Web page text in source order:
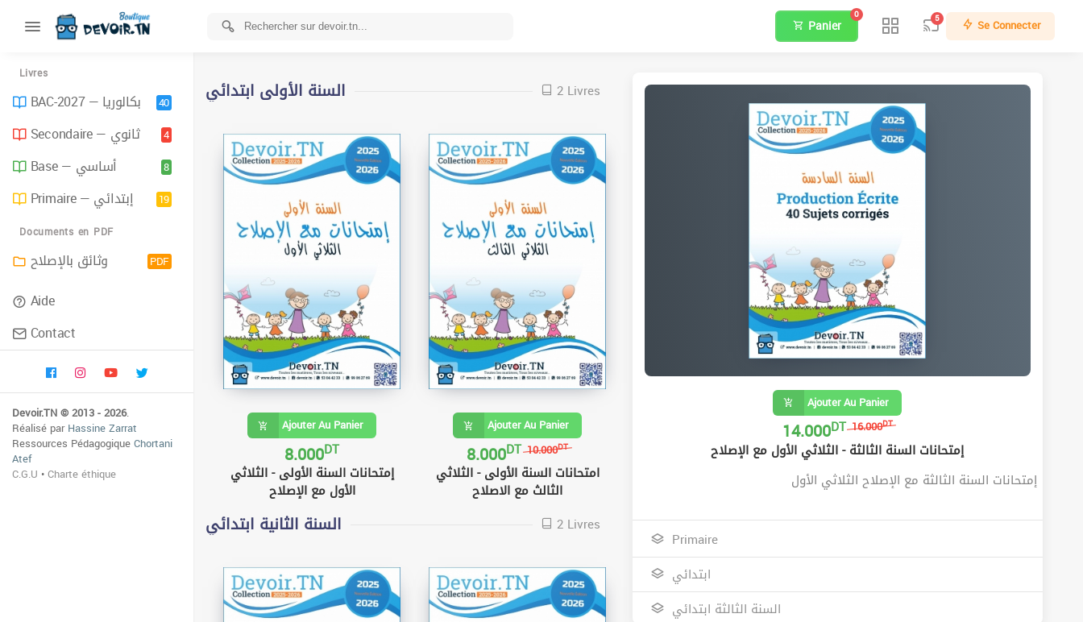
Livres
BAC-2027 — بكالوريا 40
Secondaire — ثانوي 4
Base — أساسي 8
Primaire — إبتدائي 19
Documents en PDF
وثائق بالإصلاح PDF
Aide
Contact
Devoir.TN © 2013 - 2026.
Réalisé parHassine Zarrat
Ressources PédagogiqueChortani
Atef
C.G.U •Charte éthique
Panier
0 5 Se Connecter
السنة الأولى ابتدائي 2 Livres
Ajouter Au Panier
8.000DT
إمتحانات السنة الأولى - الثلاثي
الأول مع الإصلاح
Ajouter Au Panier
10.000DT
8.000DT
امتحانات السنة الأولى - الثلاثي
الثالث مع الاصلاح
السنة الثانية ابتدائي 2 Livres
Ajouter Au Panier
16.000DT
14.000DT
إمتحانات السنة الثالثة - الثلاثي الأول مع الإصلاح
إمتحانات السنة الثالثة مع الإصلاح الثلاثي الأول
Primaire
ابتدائي
السنة الثالثة ابتدائي